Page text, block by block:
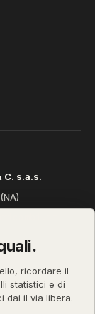
C. s.a.s.
ricordare il
statistici e di
dai il via libera.